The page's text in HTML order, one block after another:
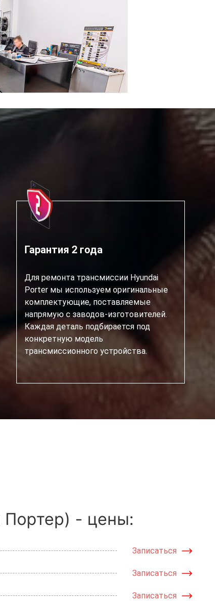
Гарантия 2 года
Для ремонта трансмиссии Hyundai
Porter мы используем оригинальные
комплектующие, поставляемые
напрямую с заводов-изготовителей.
Каждая деталь подбирается под
конкретную модель
трансмиссионного устройства.
Портер) - цены:
Записаться
Записаться
Записаться